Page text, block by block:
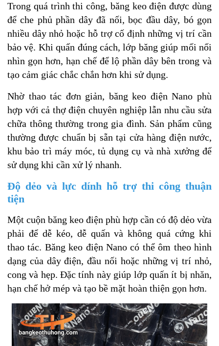
Trong quá trình thi công, băng keo điện được dùng
để che phủ phần dây đã nối, bọc đầu dây, bó gọn
nhiều dây nhỏ hoặc hỗ trợ cố định những vị trí cần
bảo vệ. Khi quấn đúng cách, lớp băng giúp mối nối
nhìn gọn hơn, hạn chế để lộ phần dây bên trong và
tạo cảm giác chắc chắn hơn khi sử dụng.
Nhờ thao tác đơn giản, băng keo điện Nano phù
hợp với cả thợ điện chuyên nghiệp lẫn nhu cầu sửa
chữa thông thường trong gia đình. Sản phẩm cũng
thường được chuẩn bị sẵn tại cửa hàng điện nước,
khu bảo trì máy móc, tủ dụng cụ và nhà xưởng để
sử dụng khi cần xử lý nhanh.
Độ dẻo và lực dính hỗ trợ thi công thuận
tiện
Một cuộn băng keo điện phù hợp cần có độ dẻo vừa
phải để dễ kéo, dễ quấn và không quá cứng khi
thao tác. Băng keo điện Nano có thể ôm theo hình
dạng của dây điện, đầu nối hoặc những vị trí nhỏ,
cong và hẹp. Đặc tính này giúp lớp quấn ít bị nhăn,
hạn chế hở mép và tạo bề mặt hoàn thiện gọn hơn.